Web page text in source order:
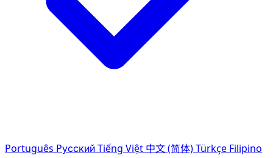
Português PусскийTiếng Việt 中文 (简体)Türkçe Filipino